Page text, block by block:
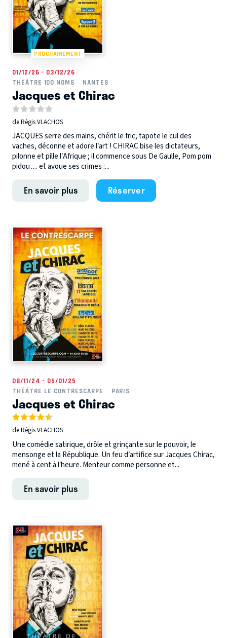
PROCHAINEMENT
01/12/26 - 03/12/26
THÉÂTRE 100 NOMS
NANTES
Jacques et Chirac
de Régis VLACHOS
JACQUES serre des mains, chérit le fric, tapote le cul des
vaches, déconne et adore l’art ! CHIRAC bise les dictateurs,
pilonne et pille l’Afrique ; il commence sous De Gaulle, Pom pom
pidou… et avoue ses crimes :...
En savoir plus Réserver
08/11/24 - 05/01/25
THÉÂTRE LE CONTRESCARPE
PARIS
Jacques et Chirac
de Régis VLACHOS
Une comédie satirique, drôle et grinçante sur le pouvoir, le
mensonge et la République. Un feu d’artifice sur Jacques Chirac,
mené à cent à l’heure. Menteur comme personne et...
En savoir plus